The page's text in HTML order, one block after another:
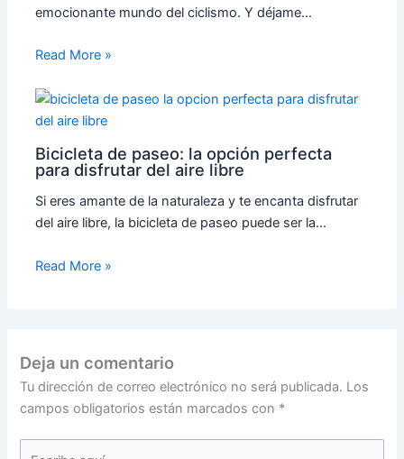
emocionante mundo del ciclismo. Y déjame…
Read More »
Bicicleta de paseo: la opción perfecta
para disfrutar del aire libre
Si eres amante de la naturaleza y te encanta disfrutar
del aire libre, la bicicleta de paseo puede ser la…
Read More »
Deja un comentario
Tu dirección de correo electrónico no será publicada. Los
campos obligatorios están marcados con *